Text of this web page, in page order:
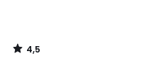
4,5
/